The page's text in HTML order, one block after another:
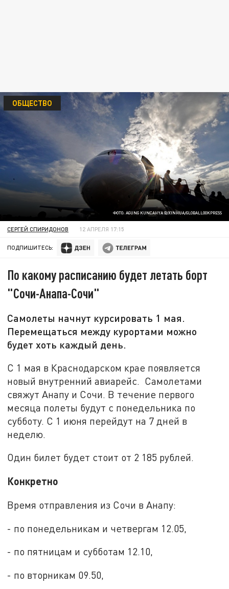
ФОТО: AGUNG KUNCAHYA B/XINHUA/GLOBALLOOKPRESS
ОБЩЕСТВО
СЕРГЕЙ СПИРИДОНОВ 12 АПРЕЛЯ 17:15
ПОДПИШИТЕСЬ:
По какому расписанию будет летать борт
"Сочи-Анапа-Сочи"
Самолеты начнут курсировать 1 мая.
Перемещаться между курортами можно
будет хоть каждый день.
С 1 мая в Краснодарском крае появляется
новый внутренний авиарейс. Самолетами
свяжут Анапу и Сочи. В течение первого
месяца полеты будут с понедельника по
субботу. С 1 июня перейдут на 7 дней в
неделю.
Один билет будет стоит от 2 185 рублей.
Конкретно
Время отправления из Сочи в Анапу:
- по понедельникам и четвергам 12.05,
- по пятницам и субботам 12.10,
- по вторникам 09.50,